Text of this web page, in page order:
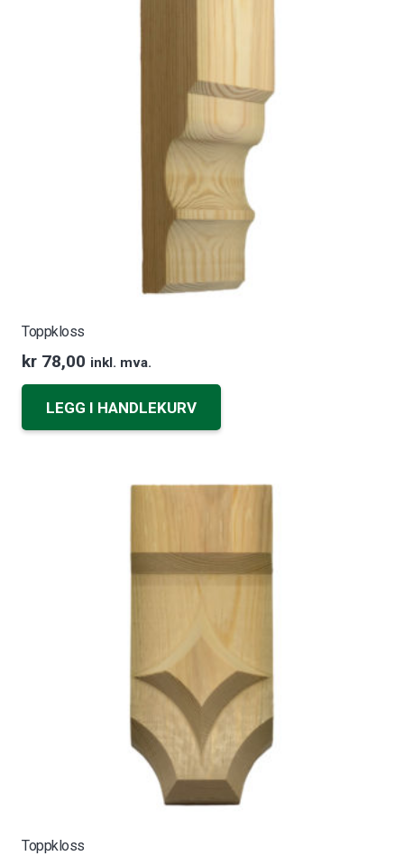
Toppkloss
kr 78,00 inkl. mva.
LEGG I HANDLEKURV
Toppkloss